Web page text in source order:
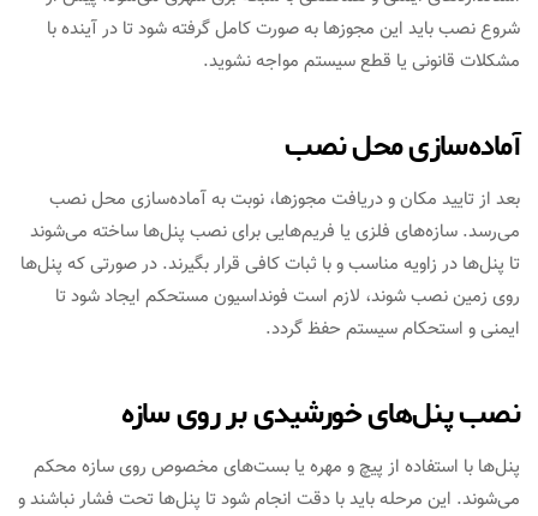
شروع نصب باید این مجوزها به صورت کامل گرفته شود تا در آینده با
مشکلات قانونی یا قطع سیستم مواجه نشوید.
آماده‌سازی محل نصب
بعد از تایید مکان و دریافت مجوزها، نوبت به آماده‌سازی محل نصب
می‌رسد. سازه‌های فلزی یا فریم‌هایی برای نصب پنل‌ها ساخته می‌شوند
تا پنل‌ها در زاویه مناسب و با ثبات کافی قرار بگیرند. در صورتی که پنل‌ها
روی زمین نصب شوند، لازم است فونداسیون مستحکم ایجاد شود تا
ایمنی و استحکام سیستم حفظ گردد.
نصب پنل‌های خورشیدی بر روی سازه
پنل‌ها با استفاده از پیچ و مهره یا بست‌های مخصوص روی سازه محکم
می‌شوند. این مرحله باید با دقت انجام شود تا پنل‌ها تحت فشار نباشند و